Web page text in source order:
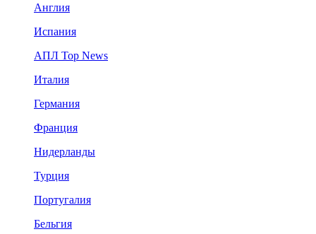
Англия
Испания
АПЛ Top News
Италия
Германия
Франция
Нидерланды
Турция
Португалия
Бельгия